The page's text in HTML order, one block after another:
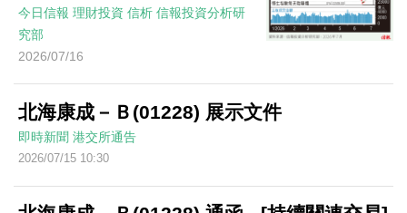
今日信報 理財投資 信析 信報投資分析研
究部
2026/07/16
北海康成－Ｂ(01228) 展示文件
即時新聞 港交所通告
2026/07/15 10:30